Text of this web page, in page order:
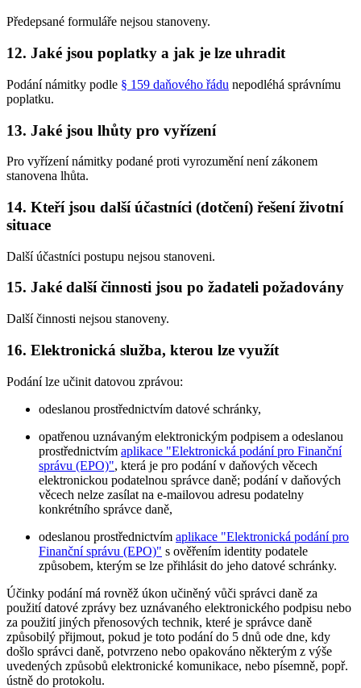
Předepsané formuláře nejsou stanoveny.
12. Jaké jsou poplatky a jak je lze uhradit
Podání námitky podle § 159 daňového řádu nepodléhá správnímu
poplatku.
13. Jaké jsou lhůty pro vyřízení
Pro vyřízení námitky podané proti vyrozumění není zákonem
stanovena lhůta.
14. Kteří jsou další účastníci (dotčení) řešení životní
situace
Další účastníci postupu nejsou stanoveni.
15. Jaké další činnosti jsou po žadateli požadovány
Další činnosti nejsou stanoveny.
16. Elektronická služba, kterou lze využít
Podání lze učinit datovou zprávou:
odeslanou prostřednictvím datové schránky,
opatřenou uznávaným elektronickým podpisem a odeslanou
prostřednictvím aplikace "Elektronická podání pro Finanční
správu (EPO)", která je pro podání v daňových věcech
elektronickou podatelnou správce daně; podání v daňových
věcech nelze zasílat na e-mailovou adresu podatelny
konkrétního správce daně,
odeslanou prostřednictvím aplikace "Elektronická podání pro
Finanční správu (EPO)" s ověřením identity podatele
způsobem, kterým se lze přihlásit do jeho datové schránky.
Účinky podání má rovněž úkon učiněný vůči správci daně za
použití datové zprávy bez uznávaného elektronického podpisu nebo
za použití jiných přenosových technik, které je správce daně
způsobilý přijmout, pokud je toto podání do 5 dnů ode dne, kdy
došlo správci daně, potvrzeno nebo opakováno některým z výše
uvedených způsobů elektronické komunikace, nebo písemně, popř.
ústně do protokolu.